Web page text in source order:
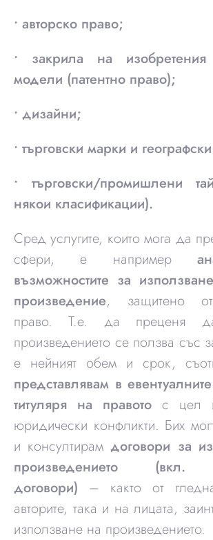
• авторско право;
• закрила на
модели (патентно право);
• дизайни;
• търговски марки и
• търговски/промишлени
някои класификации).
Сред услугите, които мога да
сфери, е например
възможностите за
произведение, защитено от
право. Т.е. да преценя
произведението се ползва със
е нейният обем и срок,
представлявам в
титуляря на правото с цел
юридически конфликти. Бих
и консултирам договори за
произведението (вкл.
договори) – както от
авторите, така и на лицата,
използване на произведението.